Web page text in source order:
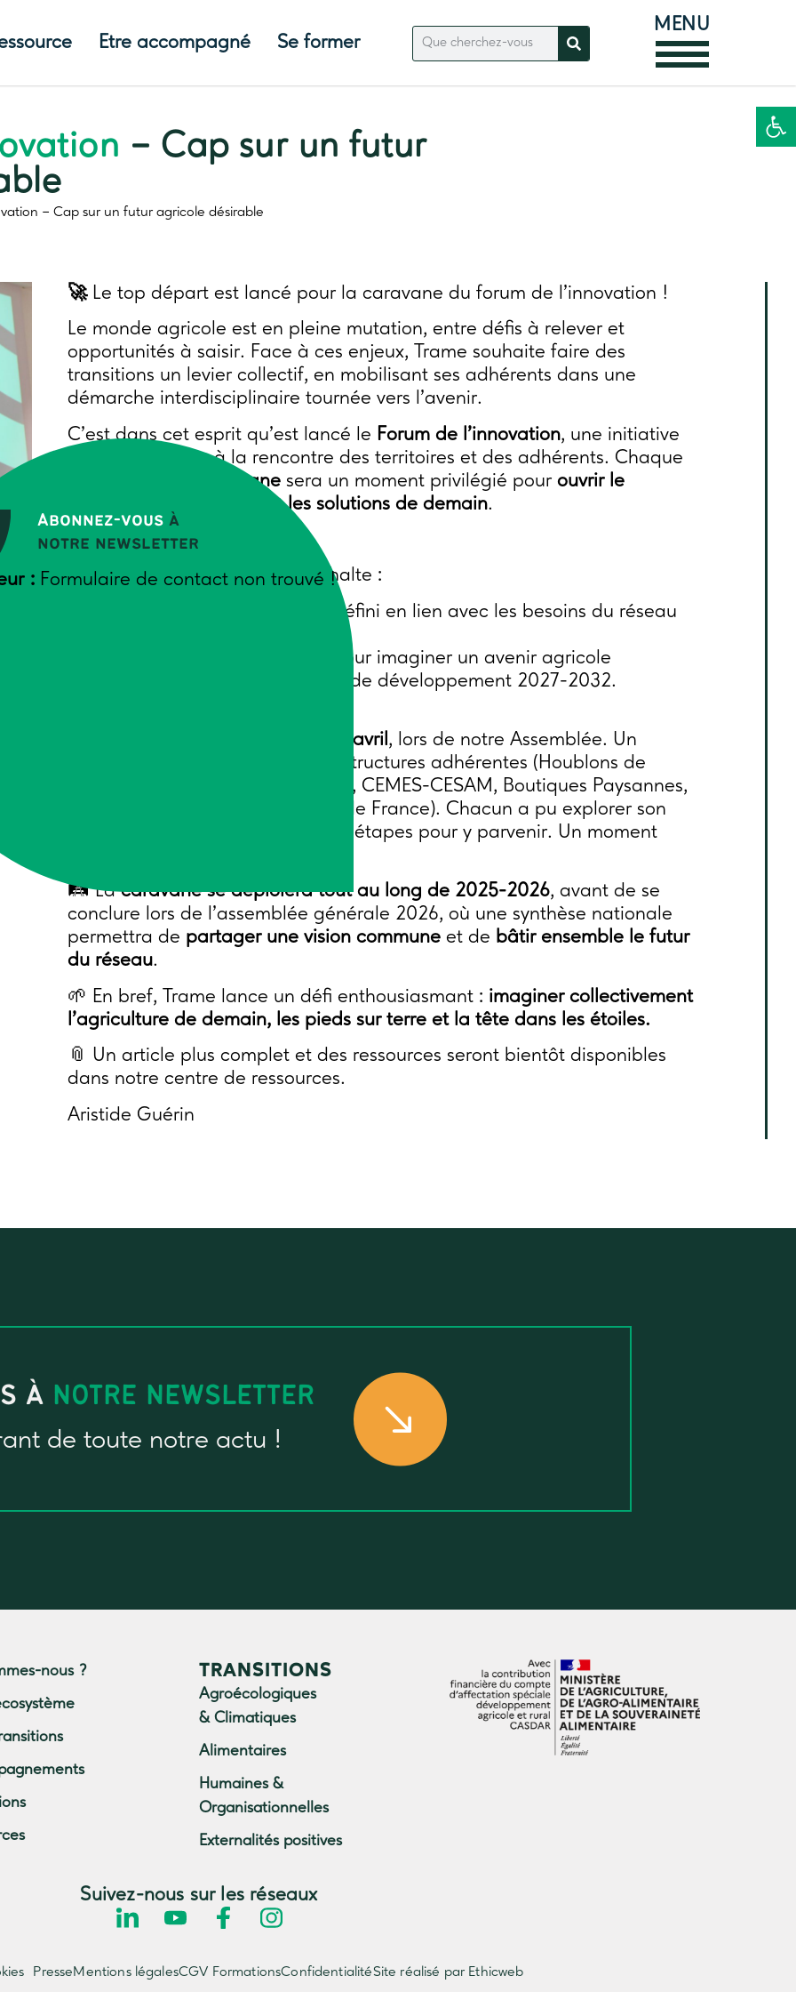
Ouvrir
Etre accompagné Se former
MENU
Abonnez-vous à
notre newsletter
: Formulaire de contact non trouvé !
– Cap sur un futur
– Cap sur un futur agricole désirable
🚀Le top départ est lancé pour la caravane du forum de l’innovation !
Le monde agricole est en pleine mutation, entre défis à relever et
opportunités à saisir. Face à ces enjeux, Trame souhaite faire des
transitions un levier collectif, en mobilisant ses adhérents dans une
démarche interdisciplinaire tournée vers l’avenir.
C’est dans cet esprit qu’est lancé le Forum de l’innovation, une initiative
itinérante qui ira à la rencontre des territoires et des adhérents. Chaque
caravane sera un moment privilégié pourouvrir le
co-construire les solutions de demain.
👉 Au programme de chaque halte :
, défini en lien avec les besoins du réseau
, pour imaginer un avenir agricole
désirable et amorcer le plan de développement 2027-2032.
3 avril, lors de notre Assemblée. Un
premier atelier a réuni plusieurs structures adhérentes (Houblons de
France, FR GEDA Franche-Comté, CEMES-CESAM, Boutiques Paysannes,
ASA, Fédération des Spiruliniers de France). Chacun a pu explorer son
, et les étapes pour y parvenir. Un moment
🛤️ Lacaravane se déploiera tout au long de 2025-2026, avant de se
conclure lors de l’assemblée générale 2026, où une synthèse nationale
permettra de partager une vision commune et de bâtir ensemble le futur
du réseau.
🌱 En bref, Trame lance un défi enthousiasmant : imaginer collectivement
l’agriculture de demain, les pieds sur terre et la tête dans les étoiles.
📎 Un article plus complet et des ressources seront bientôt disponibles
dans notre centre de ressources.
Aristide Guérin
À NOTRE NEWSLETTER
de toute notre actu !
nous ? TRANSITIONS
Agroécologiques
& Climatiques
Alimentaires
Humaines &
Organisationnelles
Externalités positives
Suivez-nous sur les réseaux
PresseMentions légalesCGV FormationsConfidentialitéSite réalisé par Ethicweb